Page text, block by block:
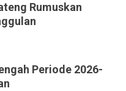
Rumuskan
Periode 2026-